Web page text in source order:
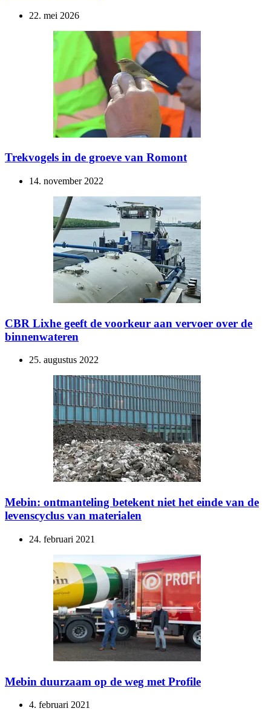
22. mei 2026
Trekvogels in de groeve van Romont
14. november 2022
CBR Lixhe geeft de voorkeur aan vervoer over de
binnenwateren
25. augustus 2022
Mebin: ontmanteling betekent niet het einde van de
levenscyclus van materialen
24. februari 2021
Mebin duurzaam op de weg met Profile
4. februari 2021